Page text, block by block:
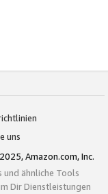
uns
Amazon.com, Inc.
und ähnliche Tools
Dir Dienstleistungen